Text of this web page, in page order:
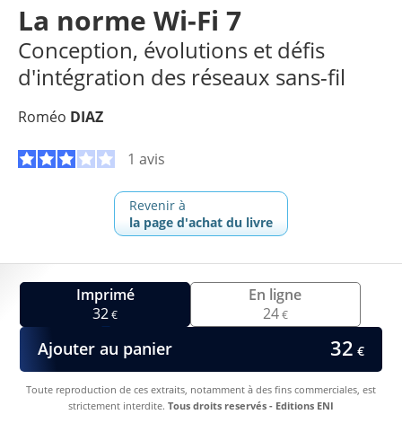
La norme Wi-Fi 7
Conception, évolutions et défis
d'intégration des réseaux sans-fil
Roméo DIAZ
1 avis
Revenir à
la page d'achat du livre
Imprimé
32€
En ligne
24€
Ajouter au panier 32 €
Toute reproduction de ces extraits, notamment à des fins commerciales, est
strictement interdite. Tous droits reservés - Editions ENI